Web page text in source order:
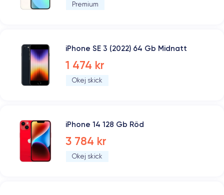
Premium
iPhone SE 3 (2022) 64 Gb Midnatt
1 474 kr
Okej skick
iPhone 14 128 Gb Röd
3 784 kr
Okej skick